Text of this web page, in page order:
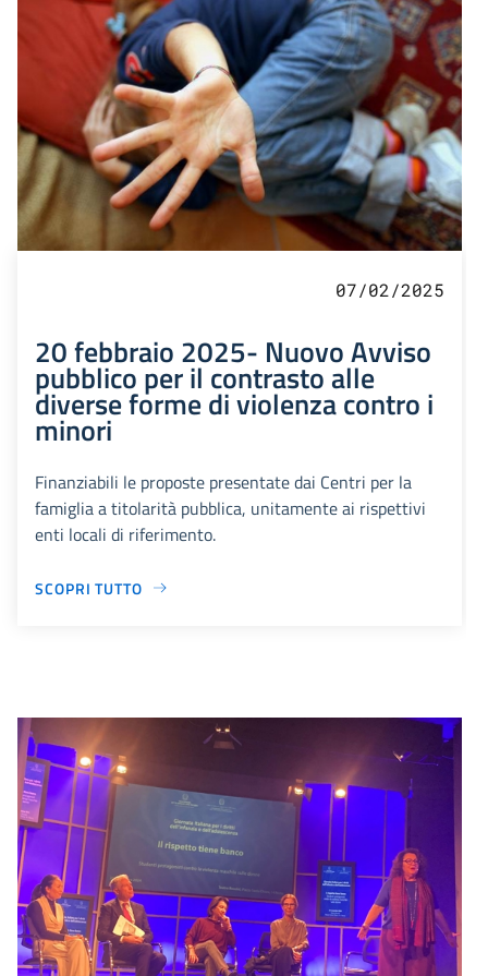
07/02/2025
20 febbraio 2025- Nuovo Avviso
pubblico per il contrasto alle
diverse forme di violenza contro i
minori
Finanziabili le proposte presentate dai Centri per la
famiglia a titolarità pubblica, unitamente ai rispettivi
enti locali di riferimento.
SCOPRI TUTTO